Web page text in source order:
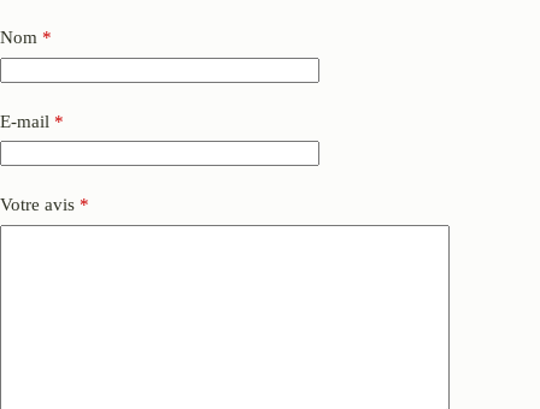
Nom *
E-mail *
Votre avis *